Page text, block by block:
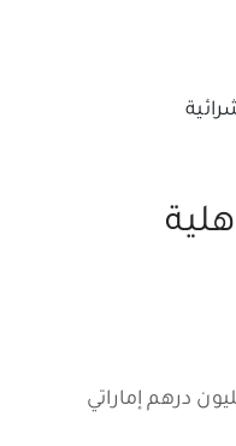
إماراتي